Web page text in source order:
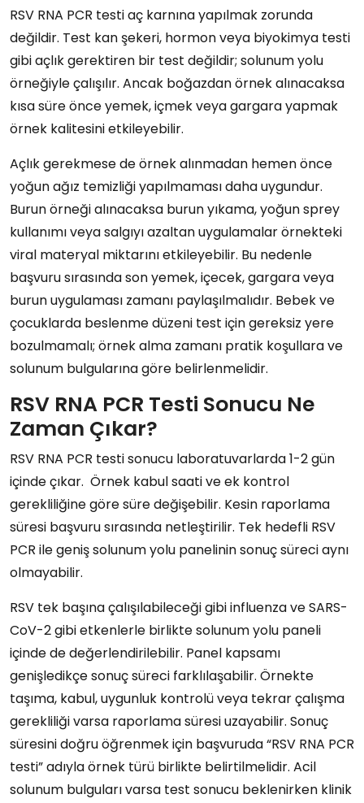
RSV RNA PCR testi aç karnına yapılmak zorunda
değildir. Test kan şekeri, hormon veya biyokimya testi
gibi açlık gerektiren bir test değildir; solunum yolu
örneğiyle çalışılır. Ancak boğazdan örnek alınacaksa
kısa süre önce yemek, içmek veya gargara yapmak
örnek kalitesini etkileyebilir.
Açlık gerekmese de örnek alınmadan hemen önce
yoğun ağız temizliği yapılmaması daha uygundur.
Burun örneği alınacaksa burun yıkama, yoğun sprey
kullanımı veya salgıyı azaltan uygulamalar örnekteki
viral materyal miktarını etkileyebilir. Bu nedenle
başvuru sırasında son yemek, içecek, gargara veya
burun uygulaması zamanı paylaşılmalıdır. Bebek ve
çocuklarda beslenme düzeni test için gereksiz yere
bozulmamalı; örnek alma zamanı pratik koşullara ve
solunum bulgularına göre belirlenmelidir.
RSV RNA PCR Testi Sonucu Ne
Zaman Çıkar?
RSV RNA PCR testi sonucu laboratuvarlarda 1-2 gün
içinde çıkar. Örnek kabul saati ve ek kontrol
gerekliliğine göre süre değişebilir. Kesin raporlama
süresi başvuru sırasında netleştirilir. Tek hedefli RSV
PCR ile geniş solunum yolu panelinin sonuç süreci aynı
olmayabilir.
RSV tek başına çalışılabileceği gibi influenza ve SARS-
CoV-2 gibi etkenlerle birlikte solunum yolu paneli
içinde de değerlendirilebilir. Panel kapsamı
genişledikçe sonuç süreci farklılaşabilir. Örnekte
taşıma, kabul, uygunluk kontrolü veya tekrar çalışma
gerekliliği varsa raporlama süresi uzayabilir. Sonuç
süresini doğru öğrenmek için başvuruda “RSV RNA PCR
testi” adıyla örnek türü birlikte belirtilmelidir. Acil
solunum bulguları varsa test sonucu beklenirken klinik